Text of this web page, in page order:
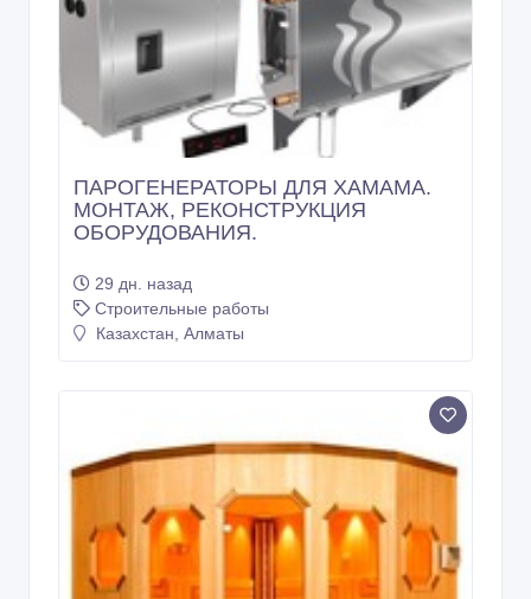
ПАРОГЕНЕРАТОРЫ ДЛЯ ХАМАМА.
МОНТАЖ, РЕКОНСТРУКЦИЯ
ОБОРУДОВАНИЯ.
29 дн. назад
Строительные работы
Казахстан, Алматы